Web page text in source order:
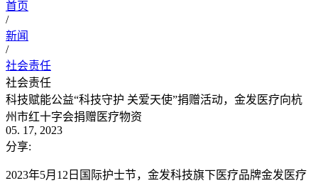
首页
/
新闻
/
社会责任
社会责任
科技赋能公益“科技守护 关爱天使”捐赠活动，金发医疗向杭
州市红十字会捐赠医疗物资
05. 17, 2023
分享:
2023年5月12日国际护士节，金发科技旗下医疗品牌金发医疗